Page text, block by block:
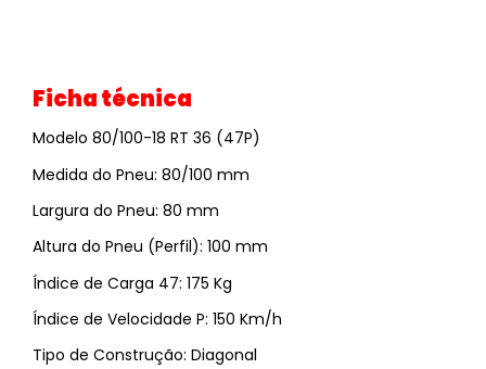
Ficha técnica
Modelo 80/100-18 RT 36 (47P)
Medida do Pneu: 80/100 mm
Largura do Pneu: 80 mm
Altura do Pneu (Perfil): 100 mm
Índice de Carga 47: 175 Kg
Índice de Velocidade P: 150 Km/h
Tipo de Construção: Diagonal